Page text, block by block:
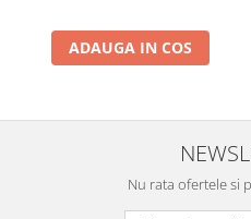
ADAUGA IN COS
Nu rata ofertele si